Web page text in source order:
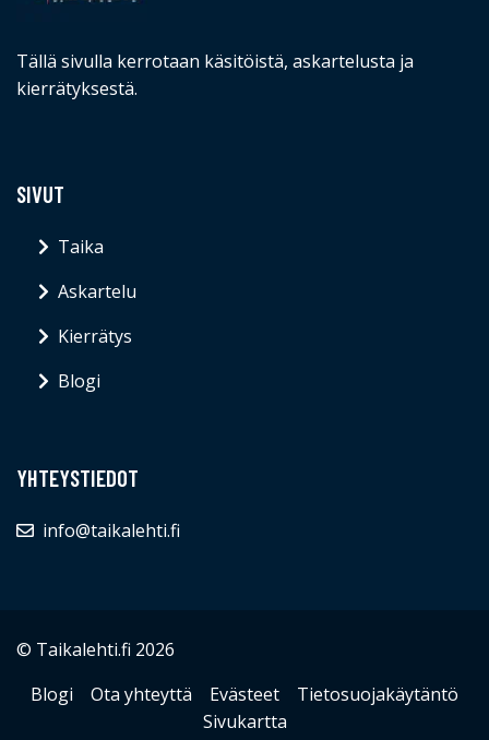
Tällä sivulla kerrotaan käsitöistä, askartelusta ja
kierrätyksestä.
SIVUT
Taika
Askartelu
Kierrätys
Blogi
YHTEYSTIEDOT
info@taikalehti.fi
© Taikalehti.fi 2026
Blogi
Ota yhteyttä Evästeet
Tietosuojakäytäntö
Sivukartta